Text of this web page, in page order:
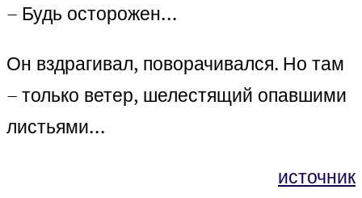
– Будь осторожен…
Он вздрагивал, поворачивался. Но там
– только ветер, шелестящий опавшими
листьями…
источник